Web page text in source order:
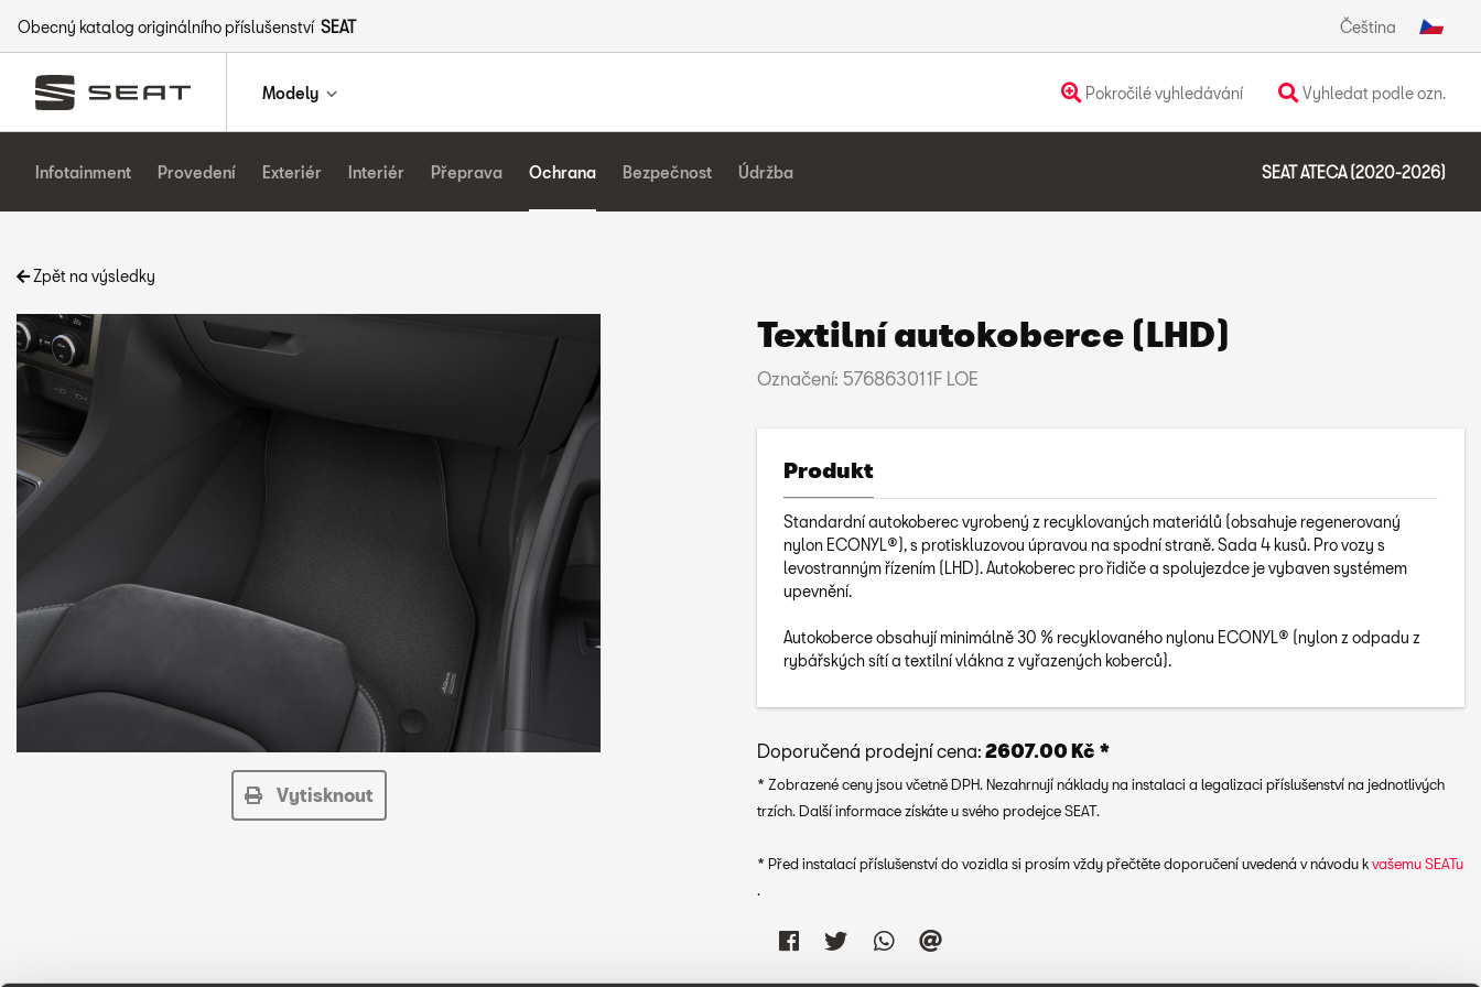
Obecný katalog originálního příslušenství SEAT Čeština
Modely Pokročilé vyhledávání Vyhledat podle ozn.
Infotainment Provedení Exteriér Interiér Přeprava Ochrana Bezpečnost Údržba SEAT ATECA (2020-2026)
Zpět na výsledky
Vytisknout
Textilní autokoberce (LHD)
Označení: 576863011F LOE
Produkt
Standardní autokoberec vyrobený z recyklovaných materiálů (obsahuje regenerovaný
nylon ECONYL®), s protiskluzovou úpravou na spodní straně. Sada 4 kusů. Pro vozy s
levostranným řízením (LHD). Autokoberec pro řidiče a spolujezdce je vybaven systémem
upevnění.
Autokoberce obsahují minimálně 30 % recyklovaného nylonu ECONYL® (nylon z odpadu z
rybářských sítí a textilní vlákna z vyřazených koberců).
Doporučená prodejní cena: 2607.00 Kč *
* Zobrazené ceny jsou včetně DPH. Nezahrnují náklady na instalaci a legalizaci příslušenství na jednotlivých
trzích. Další informace získáte u svého prodejce SEAT.
* Před instalací příslušenství do vozidla si prosím vždy přečtěte doporučení uvedená v návodu kvašemu SEATu
.